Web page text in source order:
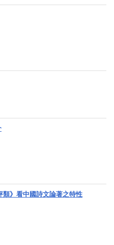
類》看中國詩文論著之特性